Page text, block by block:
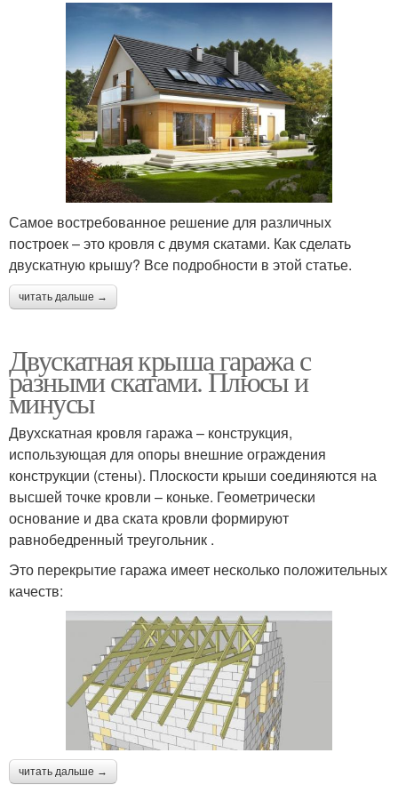
Самое востребованное решение для различных
построек – это кровля с двумя скатами. Как сделать
двускатную крышу? Все подробности в этой статье.
читать дальше →
Двускатная крыша гаража с
разными скатами. Плюсы и
минусы
Двухскатная кровля гаража – конструкция,
использующая для опоры внешние ограждения
конструкции (стены). Плоскости крыши соединяются на
высшей точке кровли – коньке. Геометрически
основание и два ската кровли формируют
равнобедренный треугольник .
Это перекрытие гаража имеет несколько положительных
качеств:
читать дальше →